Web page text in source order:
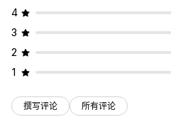
4
3
2
1
撰写评论 所有评论